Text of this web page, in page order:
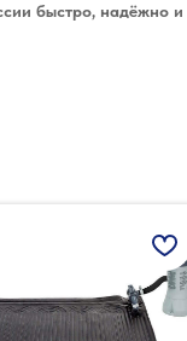
быстро, надёжно и